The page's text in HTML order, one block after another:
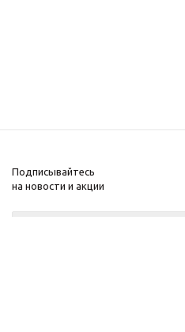
Подписывайтесь
на новости и акции